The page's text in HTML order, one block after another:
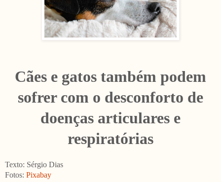
Cães e gatos também podem
sofrer com o desconforto de
doenças articulares e
respiratórias
Texto: Sérgio Dias
Fotos: Pixabay